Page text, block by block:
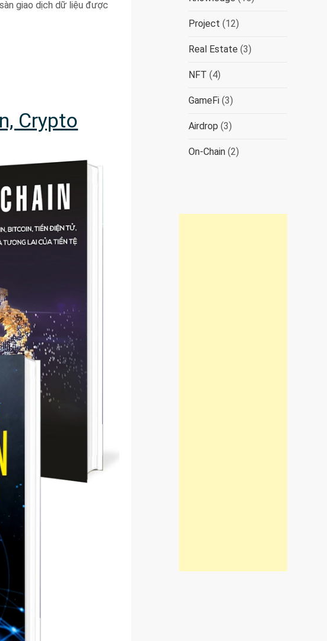
giao dịch dữ liệu được
Crypto
Project (12)
Real Estate (3)
NFT (4)
GameFi (3)
Airdrop (3)
On-Chain (2)